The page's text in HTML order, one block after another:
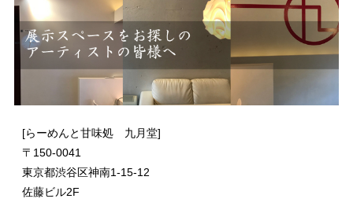
[らーめんと甘味処 九月堂]
〒 150-0041
東京都渋谷区神南1-15-12
佐藤ビル2F